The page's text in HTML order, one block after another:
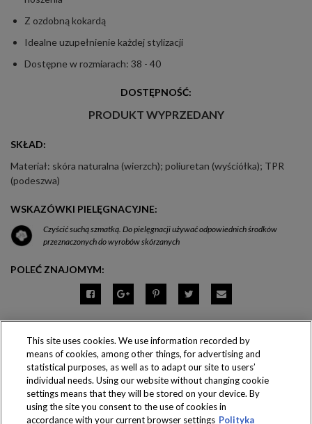
Z ozdobną kokardą
Idealne uzupełnienie każdej stylizacji
Dostępne w rozmiarach: 38 - 40
DOSTĘPNOŚĆ:
PRODUKT WYPRZEDANY
SKŁAD:
Materiał: skóra naturalna (wierzch); poliuretan (wyściółka); TPR
(podeszwa)
WSKAZÓWKI PIELĘGNACYJNE:
Czyścić suchą szmatką. Do pielęgnacji używać odpowiednich środków
przeznaczonych do wyrobów skórzanych
POLEĆ ZNAJOMYM:
Produkty dostępne
wyłącznie w sklepach
This site uses cookies. We use information recorded by
means of cookies, among other things, for advertising and
statistical purposes, as well as to adapt our site to users’
individual needs. Using our website without changing cookie
settings means that they will be stored on your device. By
using the site you consent to the use of cookies in
accordance with your current browser settings Polityka